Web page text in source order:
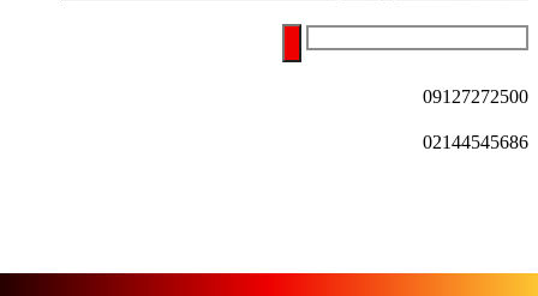
09127272500
02144545686